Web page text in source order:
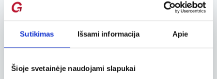
Sutikimas Išsami informacija Apie
Šioje svetainėje naudojami slapukai
baltas dėmes.
Stenkis, kad kadre būtų visa fotografuojamo
žmogaus galva, o akys atmerktos. Jei žmogus
neatsispindėtų nuo akinių stikliukų.